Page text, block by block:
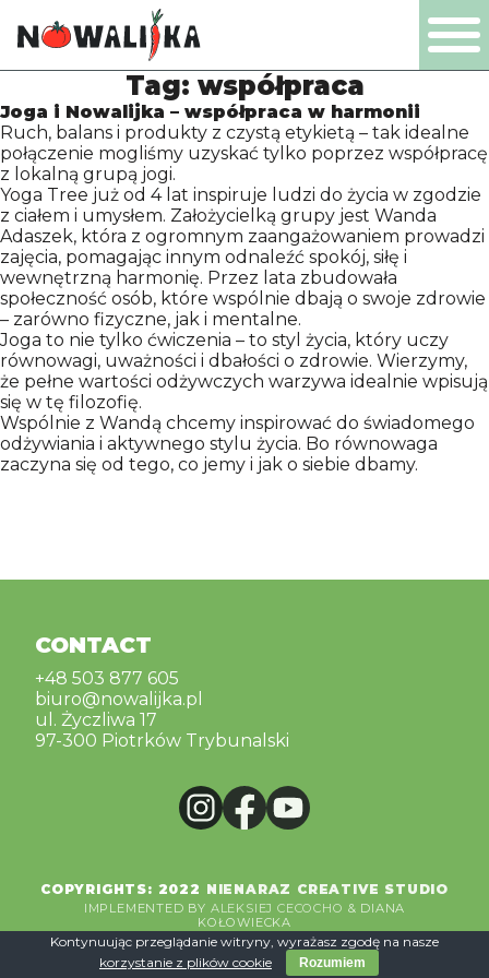
PL EN DE NL
PRODUCTEN
BEDRIJF
CERTIFICATEN
PRODUCTIE
Tag: współpraca
Joga i Nowalijka – współpraca w harmonii
Ruch, balans i produkty z czystą etykietą – tak idealne
połączenie mogliśmy uzyskać tylko poprzez współpracę
z lokalną grupą jogi.
Yoga Tree już od 4 lat inspiruje ludzi do życia w zgodzie
z ciałem i umysłem. Założycielką grupy jest Wanda
Adaszek, która z ogromnym zaangażowaniem prowadzi
zajęcia, pomagając innym odnaleźć spokój, siłę i
wewnętrzną harmonię. Przez lata zbudowała
społeczność osób, które wspólnie dbają o swoje zdrowie
– zarówno fizyczne, jak i mentalne.
Joga to nie tylko ćwiczenia – to styl życia, który uczy
równowagi, uważności i dbałości o zdrowie. Wierzymy,
że pełne wartości odżywczych warzywa idealnie wpisują
się w tę filozofię.
Wspólnie z Wandą chcemy inspirować do świadomego
odżywiania i aktywnego stylu życia. Bo równowaga
zaczyna się od tego, co jemy i jak o siebie dbamy.
COPYRIGHTS: 2022 NIENARAZ CREATIVE STUDIO
IMPLEMENTED BY ALEKSIEJ CECOCHO & DIANA
KOŁOWIECKA
CONTACT
+48 503 877 605
biuro@nowalijka.pl
ul. Życzliwa 17
97-300 Piotrków Trybunalski
Kontynuując przeglądanie witryny, wyrażasz zgodę na nasze
korzystanie z plików cookie
Rozumiem